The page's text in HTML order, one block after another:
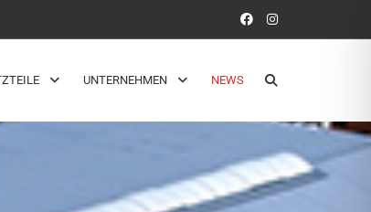
UNTERNEHMEN NEWS